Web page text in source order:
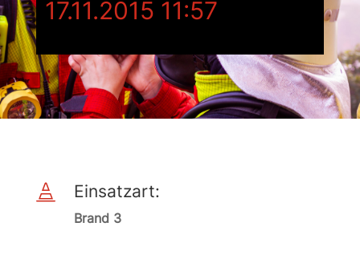
17.11.2015 11:57
 Einsatzart:
Brand 3